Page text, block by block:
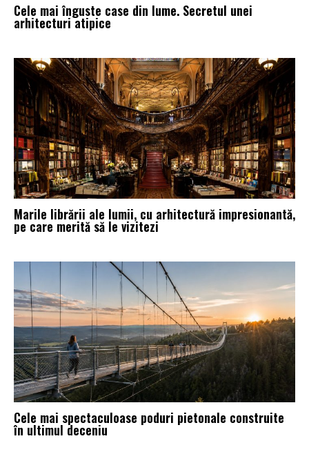
Cele mai înguste case din lume. Secretul unei
arhitecturi atipice
Marile librării ale lumii, cu arhitectură impresionantă,
pe care merită să le vizitezi
Cele mai spectaculoase poduri pietonale construite
în ultimul deceniu